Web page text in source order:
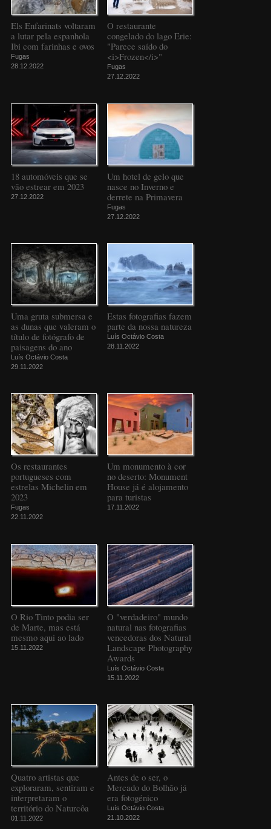
Els Enfarinats voltaram
a lutar pela espanhola
Ibi com farinhas e ovos
Fugas
28.12.2022
O restaurante
congelado do lago Erie:
"Parece saído do
<i>Frozen</i>"
Fugas
27.12.2022
18 automóveis que se
vão estrear em 2023
27.12.2022
Um hotel de gelo que
nasce no Inverno e
derrete na Primavera
Fugas
27.12.2022
Uma gruta submersa e
as dunas que valeram o
título de fotógrafo de
paisagens do ano
Luís Octávio Costa
29.11.2022
Estas fotografias fazem
parte da nossa natureza
Luís Octávio Costa
28.11.2022
Os restaurantes
portugueses com
estrelas Michelin em
2023
Fugas
22.11.2022
Um monumento à cor
no deserto: Monument
House já é alojamento
para turistas
17.11.2022
O Rio Tinto podia ser
de Marte, mas está
mesmo aqui ao lado
15.11.2022
O "verdadeiro" mundo
natural nas fotografias
vencedoras dos Natural
Landscape Photography
Awards
Luís Octávio Costa
15.11.2022
Quatro artistas que
exploraram, sentiram e
interpretaram o
território do Naturcôa
01.11.2022
Antes de o ser, o
Mercado do Bolhão já
era fotogénico
Luís Octávio Costa
21.10.2022